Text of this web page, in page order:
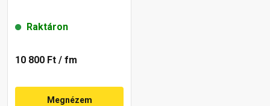
Raktáron
10 800 Ft / fm
Megnézem